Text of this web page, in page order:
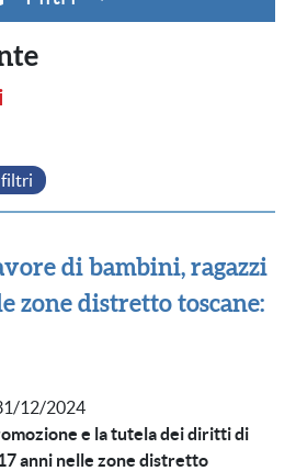
di bambini, ragazzi
zone distretto toscane:
12/2024
e la tutela dei diritti di
anni nelle zone distretto